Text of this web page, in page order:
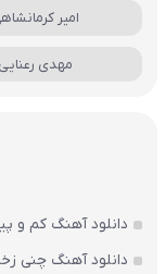
امیر
مهدی رعنایی
دانلود آهنگ کم و
دانلود آهنگ چنی